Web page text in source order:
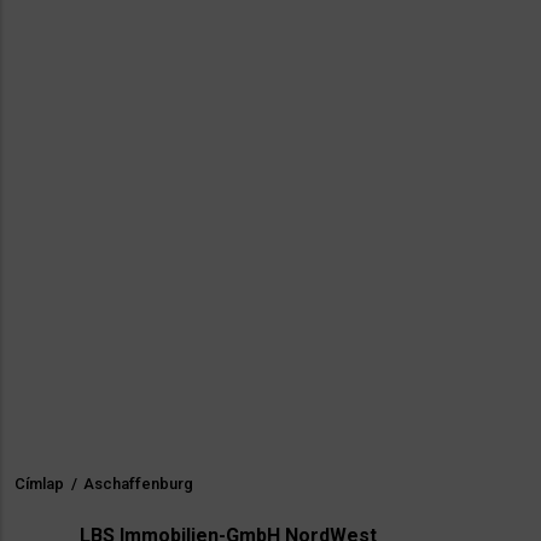
Morzsa
Címlap / Aschaffenburg
LBS Immobilien-GmbH NordWest